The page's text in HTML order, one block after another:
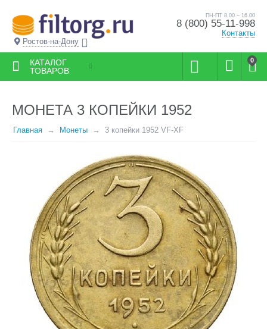
Ростов-на-Дону
ПН-ПТ 8.00 – 16.00
8 (800) 55-11-998
Контакты
0
КАТАЛОГ
ТОВАРОВ
МОНЕТА 3 КОПЕЙКИ 1952
Главная Монеты 3 копейки 1952 VF-XF